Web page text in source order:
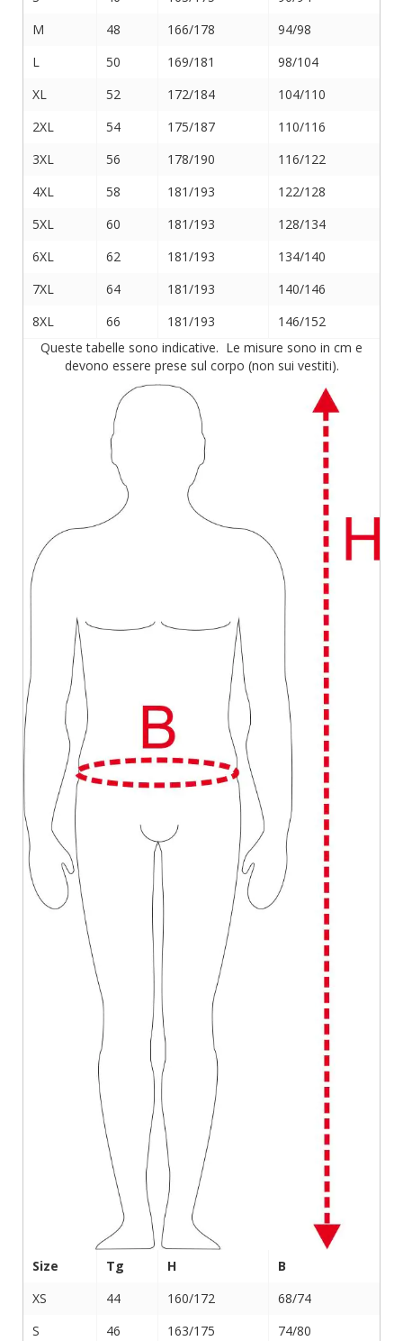
M
48 166/178
94/98
L
50 169/181
98/104
XL
52 172/184
104/110
2XL
54 175/187
110/116
3XL
56 178/190
116/122
4XL
58 181/193
122/128
5XL
60 181/193
128/134
6XL
62 181/193
134/140
7XL
64 181/193
140/146
8XL
66 181/193
146/152
Queste tabelle sono indicative. Le misure sono in cm e
devono essere prese sul corpo (non sui vestiti).
Size Tg H
B
XS
44 160/172
68/74
S
46 163/175
74/80